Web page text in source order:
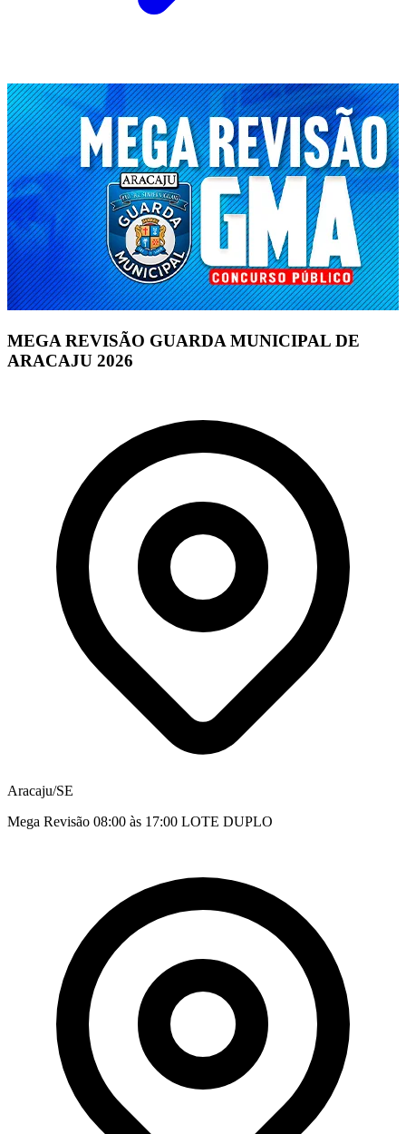
MEGA REVISÃO GUARDA MUNICIPAL DE
ARACAJU 2026
Aracaju/SE
Mega Revisão 08:00 às 17:00 LOTE DUPLO